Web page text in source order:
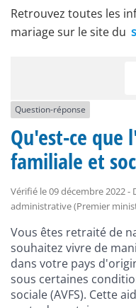
Retrouvez toutes les
mariage sur le site du
Question-réponse
Qu'est-ce que
familiale et
Vérifié le 09 décembre 2022
administrative (Premier
Vous êtes retraité de
souhaitez vivre de
dans votre pays
sous certaines
sociale (AVFS). Cette